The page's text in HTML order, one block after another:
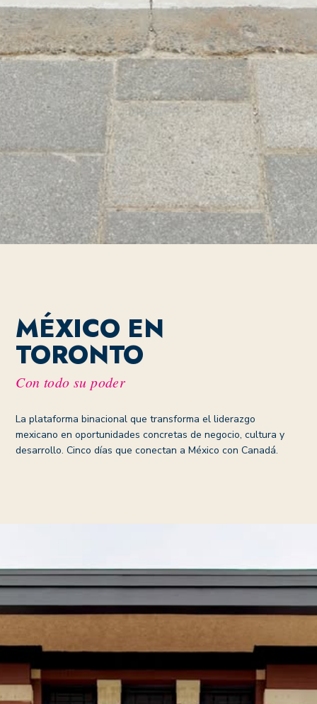
MÉXICO EN
TORONTO
Con todo su poder
La plataforma binacional que transforma el liderazgo
mexicano en oportunidades concretas de negocio, cultura y
desarrollo. Cinco días que conectan a México con Canadá.